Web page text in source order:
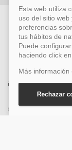
ACCION VIAJES SL
Regional (FEDER),
mediante el
investigación de
esta financiación,
durante el año
promoviendo la